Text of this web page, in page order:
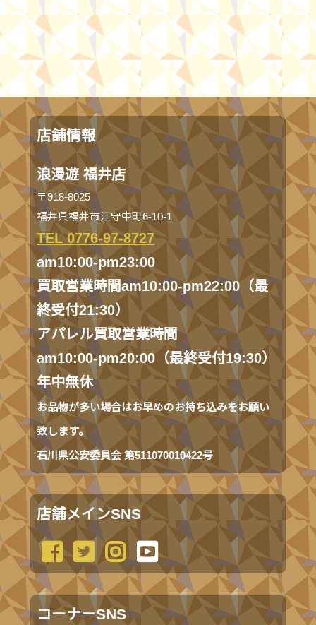
店舗情報
浪漫遊 福井店
〒918-8025
福井県福井市江守中町6-10-1
TEL 0776-97-8727
am10:00-pm23:00
買取営業時間am10:00-pm22:00（最
終受付21:30）
アパレル買取営業時間
am10:00-pm20:00（最終受付19:30）
年中無休
お品物が多い場合はお早めのお持ち込みをお願い
致します。
石川県公安委員会 第511070010422号
店舗メインSNS
コーナーSNS